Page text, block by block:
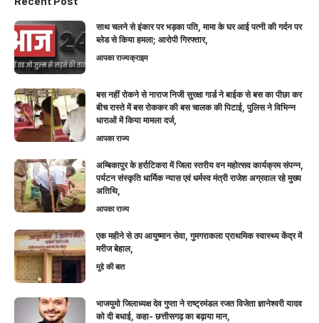
साथ चलने से इंकार पर भड़का पति, मामा के घर आई पत्नी की गर्दन पर
ब्लेड से किया हमला; आरोपी गिरफ्तार,
आपका राज्यक्राइम
बस नहीं रोकने से नाराज निजी सुरक्षा गार्ड ने बाईक से बस का पीछा कर
बीच रास्ते में बस रोककर की बस चालक की पिटाई, पुलिस ने विभिन्न
धाराओं में किया मामला दर्ज,
आपका राज्य
अम्बिकापुर के हर्राटिकरा में जिला स्तरीय वन महोत्सव कार्यक्रम संपन्न,
पर्यटन संस्कृति धार्मिक न्यास एवं धर्मस्व मंत्री राजेश अग्रवाल रहे मुख्य
अतिथि,
आपका राज्य
एक महीने से ठप आयुष्मान सेवा, गुमगराकला प्राथमिक स्वास्थ्य केंद्र में
मरीज बेहाल,
मुद्दे की बात
भाजयुमो जिलाध्यक्ष देव गुप्ता ने राष्ट्रमंडल रजत विजेता ज्ञानेश्वरी यादव
को दी बधाई, कहा- छत्तीसगढ़ का बढ़ाया मान,